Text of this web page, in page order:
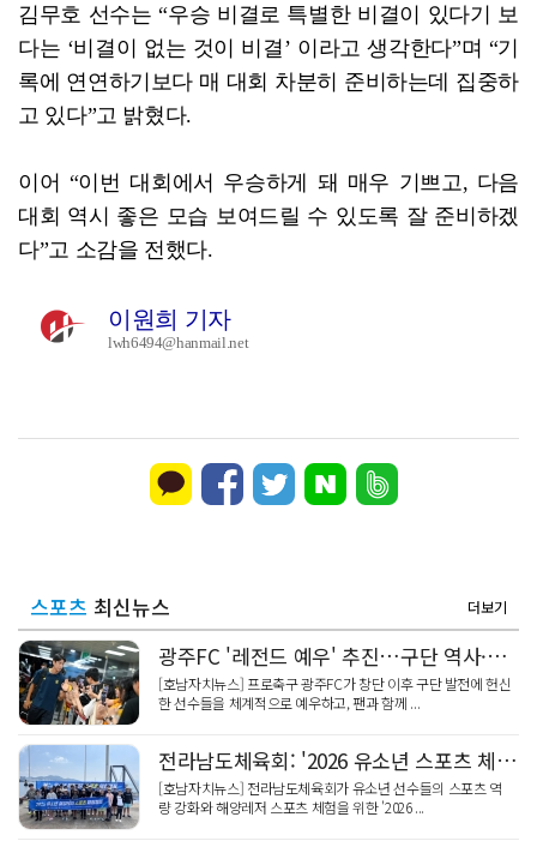
김무호 선수는 “우승 비결로 특별한 비결이 있다기 보
다는 ‘비결이 없는 것이 비결’ 이라고 생각한다”며 “기
록에 연연하기보다 매 대회 차분히 준비하는데 집중하
고 있다”고 밝혔다.
이어 “이번 대회에서 우승하게 돼 매우 기쁘고, 다음
대회 역시 좋은 모습 보여드릴 수 있도록 잘 준비하겠
다”고 소감을 전했다.
이원희 기자
lwh6494@hanmail.net
스포츠 최신뉴스 더보기
광주FC '레전드 예우' 추진…구단 역사·팬 문화 동행
[호남자치뉴스] 프로축구 광주FC가 창단 이후 구단 발전에 헌신
한 선수들을 체계적으로 예우하고, 팬과 함께 ...
전라남도체육회: '2026 유소년 스포츠 체험캠프' 성공적 마무리
[호남자치뉴스] 전라남도체육회가 유소년 선수들의 스포츠 역
량 강화와 해양레저 스포츠 체험을 위한 '2026 ...